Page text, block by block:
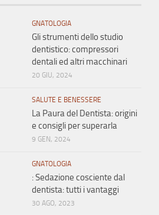
GNATOLOGIA
Gli strumenti dello studio
dentistico: compressori
dentali ed altri macchinari
20 GIU, 2024
SALUTE E BENESSERE
La Paura del Dentista: origini
e consigli per superarla
9 GEN, 2024
GNATOLOGIA
: Sedazione cosciente dal
dentista: tutti i vantaggi
30 AGO, 2023